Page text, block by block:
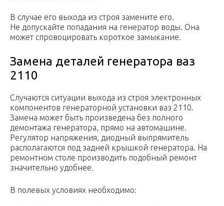
В случае его выхода из строя замените его.
Не допускайте попадания на генератор воды. Она
может спровоцировать короткое замыкание.
Замена деталей генератора ваз
2110
Случаются ситуации выхода из строя электронных
компонентов генераторной установки ваз 2110.
Замена может быть произведена без полного
демонтажа генератора, прямо на автомашине.
Регулятор напряжения, диодный выпрямитель
располагаются под задней крышкой генератора. На
ремонтном столе производить подобный ремонт
значительно удобнее.
В полевых условиях необходимо: